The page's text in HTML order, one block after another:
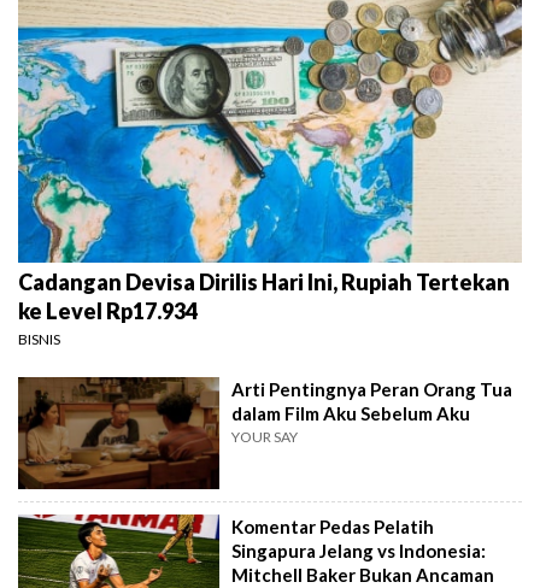
Cadangan Devisa Dirilis Hari Ini, Rupiah Tertekan
ke Level Rp17.934
BISNIS
Arti Pentingnya Peran Orang Tua
dalam Film Aku Sebelum Aku
YOUR SAY
Komentar Pedas Pelatih
Singapura Jelang vs Indonesia:
Mitchell Baker Bukan Ancaman